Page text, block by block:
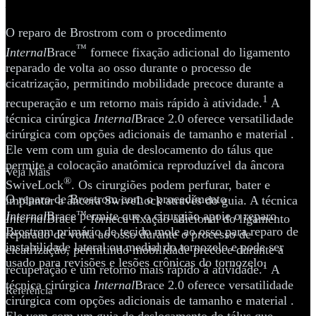
O reparo de Brostrom com o procedimento
InternalBrace™ fornece fixação adicional do ligamento
reparado de volta ao osso durante o processo de
cicatrização, permitindo mobilidade precoce durante a
recuperação e um retorno mais rápido à atividade.1 A
técnica cirúrgica InternalBrace 2.0 oferece versatilidade
cirúrgica com opções adicionais de tamanho e material .
Ele vem com um guia de deslocamento do tálus que
permite a colocação anatômica reproduzível da âncora
SwiveLock®. Os cirurgiões podem perfurar, bater e
implantar a âncora SwiveLock através do guia. A técnica
InternalBrace permite que o cirurgião apoie o reparo
Brostrom primário de tecido mole ao osso para reparo de
instabilidade lateral ou medial do tornozelo e pode ser
usado para revisões e lesões crônicas do tornozelo.
Referência
Veja Mais
O reparo de Brostrom com o procedimento
InternalBrace™fornece fixação adicional do ligamento
reparado de volta ao osso durante o processo de
cicatrização, permitindo mobilidade precoce durante a
recuperação e um retorno mais rápido à atividade.1 A
técnica cirúrgica InternalBrace 2.0 oferece versatilidade
cirúrgica com opções adicionais de tamanho e material .